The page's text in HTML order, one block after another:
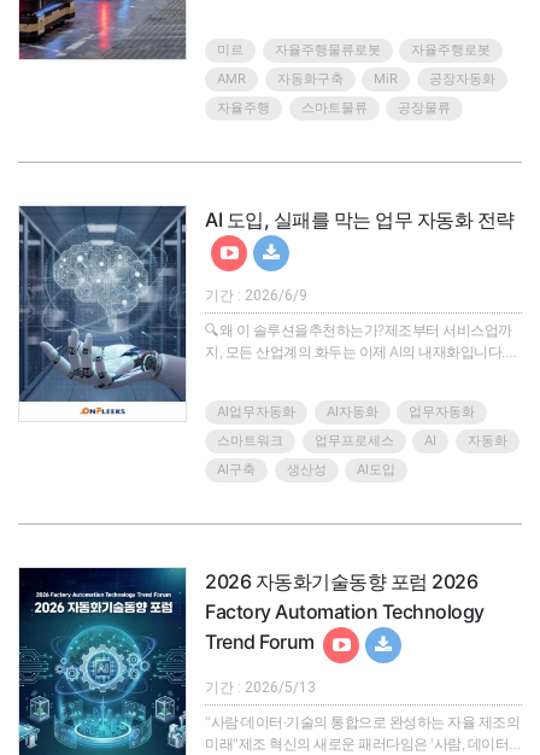
AMR(자율주행로봇)이 핵심 해결책으로 떠오르고 있
습니다.AMR은 단순한 이송을 넘어 사람과의 안전한
협업과 작업 안정성을 보장합니다.무엇보다 데이터
기반의 스마트 팩토리 구현을 통해 운영 효율성을 극
있는 가장 강력하고 현실적인 솔루션입니다.🎯 이번
미르 자율주행물류로봇
자율주행로봇
AMR
자동화구축 MiR
공장자동화
자율주행
스마트물류 공장물류
AI 도입, 실패를 막는 업무 자동화 전략
기간 : 2026/6/9
🔍왜 이 솔루션을추천하는가?제조부터 서비스업까
지, 모든 산업계의 화두는 이제 AI의 내재화입니다.하
작해야 효과가 큰지 판단하는 데 어려움을 겪고 있습
니다.단순히 ChatGPT나 AI 솔루션을 도입하는 것만
으로는 실질적인 성과로 이어지기 어렵습니다.업무
프로세스가 정리되어 있지 않거나, 데이터가 흩어져
면 AI 도입은 오히려 업무 혼선을 키울 수 있습니다.이
AI업무자동화 AI자동화
업무자동화
스마트워크
업무프로세스 AI
자동화
AI구축
생산성 AI도입
2026 자동화기술동향 포럼 2026
Factory Automation Technology
Trend Forum
기간 : 2026/5/13
"사람·데이터·기술의 통합으로 완성하는 자율 제조의
미래"제조 혁신의 새로운 패러다임은 '사람, 데이터,